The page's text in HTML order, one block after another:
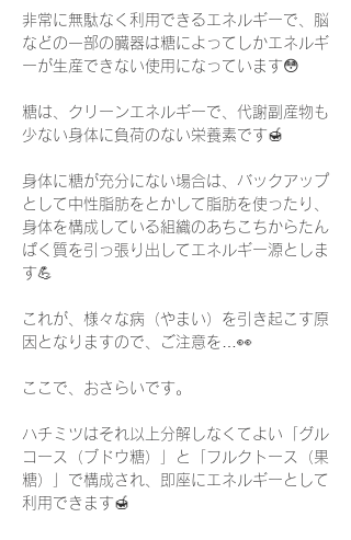
非常に無駄なく利用できるエネルギーで、脳
などの一部の臓器は糖によってしかエネルギ
ーが生産できない使用になっています😳
糖は、クリーンエネルギーで、代謝副産物も
少ない身体に負荷のない栄養素です🍯
身体に糖が充分にない場合は、バックアップ
として中性脂肪をとかして脂肪を使ったり、
身体を構成している組織のあちこちからたん
ぱく質を引っ張り出してエネルギー源としま
す💪
これが、様々な病（やまい）を引き起こす原
因となりますので、ご注意を…👀
ここで、おさらいです。
ハチミツはそれ以上分解しなくてよい「グル
コース（ブドウ糖）」と「フルクトース（果
糖）」で構成され、即座にエネルギーとして
利用できます🍯